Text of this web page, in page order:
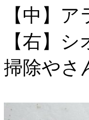
【中】ア
【右】
掃除やさ